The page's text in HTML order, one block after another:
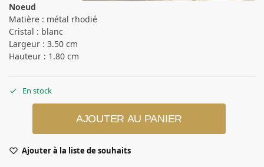
Noeud
Matière : métal rhodié
Cristal : blanc
Largeur : 3.50 cm
Hauteur : 1.80 cm
En stock
AJOUTER AU PANIER
Ajouter à la liste de souhaits